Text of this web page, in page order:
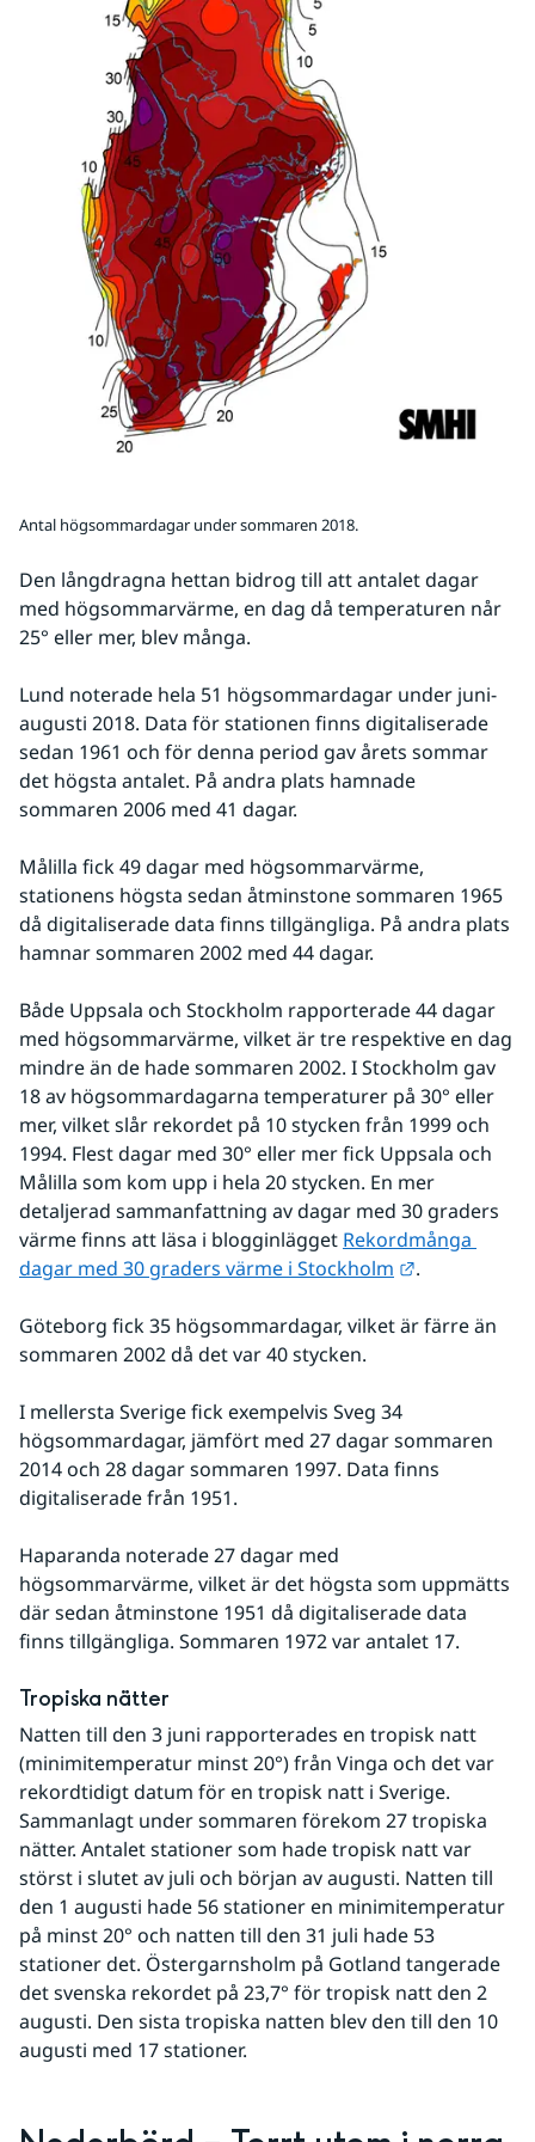
Antal högsommardagar under sommaren 2018.
Den långdragna hettan bidrog till att antalet dagar
med högsommarvärme, en dag då temperaturen når
25° eller mer, blev många.
Lund noterade hela 51 högsommardagar under juni-
augusti 2018. Data för stationen finns digitaliserade
sedan 1961 och för denna period gav årets sommar
det högsta antalet. På andra plats hamnade
sommaren 2006 med 41 dagar.
Målilla fick 49 dagar med högsommarvärme,
stationens högsta sedan åtminstone sommaren 1965
då digitaliserade data finns tillgängliga. På andra plats
hamnar sommaren 2002 med 44 dagar.
Både Uppsala och Stockholm rapporterade 44 dagar
med högsommarvärme, vilket är tre respektive en dag
mindre än de hade sommaren 2002. I Stockholm gav
18 av högsommardagarna temperaturer på 30° eller
mer, vilket slår rekordet på 10 stycken från 1999 och
1994. Flest dagar med 30° eller mer fick Uppsala och
Målilla som kom upp i hela 20 stycken. En mer
detaljerad sammanfattning av dagar med 30 graders
värme finns att läsa i blogginlägget Rekordmånga
dagar med 30 graders värme i Stockholm
Länk till
.
Göteborg fick 35 högsommardagar, vilket är färre än
sommaren 2002 då det var 40 stycken.
I mellersta Sverige fick exempelvis Sveg 34
högsommardagar, jämfört med 27 dagar sommaren
2014 och 28 dagar sommaren 1997. Data finns
digitaliserade från 1951.
Haparanda noterade 27 dagar med
högsommarvärme, vilket är det högsta som uppmätts
där sedan åtminstone 1951 då digitaliserade data
finns tillgängliga. Sommaren 1972 var antalet 17.
Tropiska nätter
Natten till den 3 juni rapporterades en tropisk natt
(minimitemperatur minst 20°) från Vinga och det var
rekordtidigt datum för en tropisk natt i Sverige.
Sammanlagt under sommaren förekom 27 tropiska
nätter. Antalet stationer som hade tropisk natt var
störst i slutet av juli och början av augusti. Natten till
den 1 augusti hade 56 stationer en minimitemperatur
på minst 20° och natten till den 31 juli hade 53
stationer det. Östergarnsholm på Gotland tangerade
det svenska rekordet på 23,7° för tropisk natt den 2
augusti. Den sista tropiska natten blev den till den 10
augusti med 17 stationer.